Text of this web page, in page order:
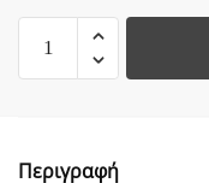
Mediterranean
color
5/1
Περιγραφή